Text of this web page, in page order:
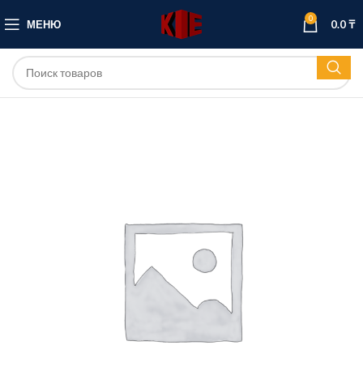
МЕНЮ 0 0.0₸